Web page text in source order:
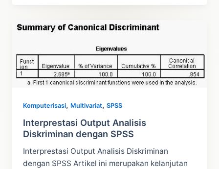
Diskriminan
SPSS
2
Komputerisasi, Multivariat,SPSS
Interprestasi Output Analisis
Diskriminan dengan SPSS
Interprestasi Output Analisis Diskriminan
dengan SPSS Artikel ini merupakan kelanjutan